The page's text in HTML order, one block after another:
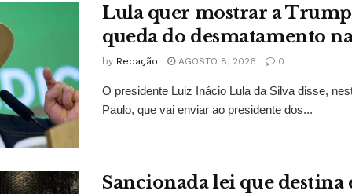
Lula quer mostrar a
queda do desmatamento
by Redação AGOSTO 8, 2026 0
O presidente Luiz Inácio Lula da Silva disse,
Paulo, que vai enviar ao presidente dos...
Sancionada lei que destina